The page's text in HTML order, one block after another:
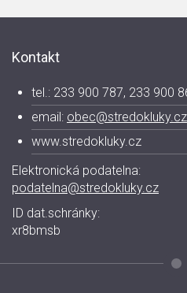
Kontakt
tel.: 233 900 787, 233 900
email: obec@stredokluky.cz
www.stredokluky.cz
Elektronická podatelna:
podatelna@stredokluky.cz
ID dat.schránky:
xr8bmsb